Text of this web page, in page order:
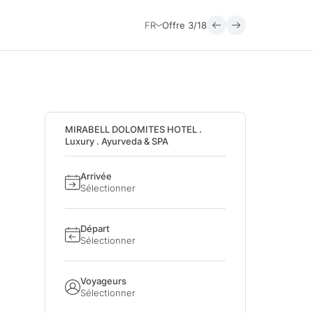
FR Offre 3/18
MIRABELL DOLOMITES HOTEL .
Luxury . Ayurveda & SPA
Arrivée
Sélectionner
Départ
Sélectionner
Voyageurs
Sélectionner